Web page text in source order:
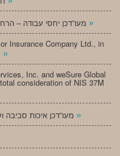
»
Insurance Company Ltd., in
»
Inc. and weSure Global
consideration of NIS 37M
»